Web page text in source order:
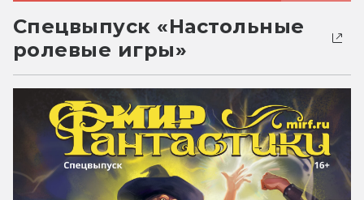
Спецвыпуск «Настольные
ролевые игры»